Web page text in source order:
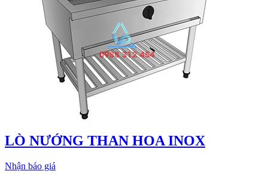
LÒ NƯỚNG THAN HOA INOX
Nhận báo giá